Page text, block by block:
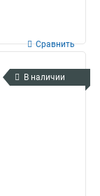
Сравнить
В наличии